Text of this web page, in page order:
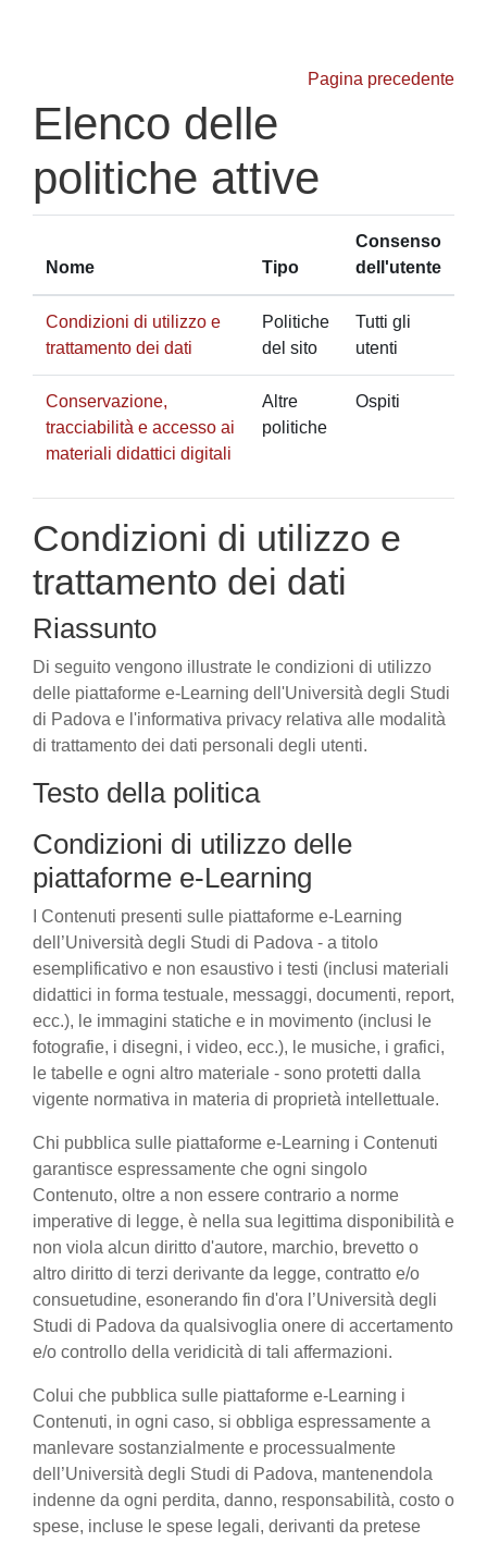
Pagina precedente
Elenco delle
politiche attive
Nome Tipo
Consenso
dell'utente
Condizioni di utilizzo e
trattamento dei dati
Politiche
del sito
Tutti gli
utenti
Conservazione,
tracciabilità e accesso ai
materiali didattici digitali
Altre
politiche
Ospiti
Condizioni di utilizzo e
trattamento dei dati
Riassunto
Di seguito vengono illustrate le condizioni di utilizzo
delle piattaforme e-Learning dell'Università degli Studi
di Padova e l'informativa privacy relativa alle modalità
di trattamento dei dati personali degli utenti.
Testo della politica
Condizioni di utilizzo delle
piattaforme e-Learning
I Contenuti presenti sulle piattaforme e-Learning
dell’Università degli Studi di Padova - a titolo
esemplificativo e non esaustivo i testi (inclusi materiali
didattici in forma testuale, messaggi, documenti, report,
ecc.), le immagini statiche e in movimento (inclusi le
fotografie, i disegni, i video, ecc.), le musiche, i grafici,
le tabelle e ogni altro materiale - sono protetti dalla
vigente normativa in materia di proprietà intellettuale.
Chi pubblica sulle piattaforme e-Learning i Contenuti
garantisce espressamente che ogni singolo
Contenuto, oltre a non essere contrario a norme
imperative di legge, è nella sua legittima disponibilità e
non viola alcun diritto d'autore, marchio, brevetto o
altro diritto di terzi derivante da legge, contratto e/o
consuetudine, esonerando fin d'ora l’Università degli
Studi di Padova da qualsivoglia onere di accertamento
e/o controllo della veridicità di tali affermazioni.
Colui che pubblica sulle piattaforme e-Learning i
Contenuti, in ogni caso, si obbliga espressamente a
manlevare sostanzialmente e processualmente
dell’Università degli Studi di Padova, mantenendola
indenne da ogni perdita, danno, responsabilità, costo o
spese, incluse le spese legali, derivanti da pretese